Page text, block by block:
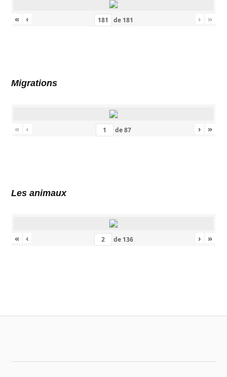
« ‹ de 181 › »
Migrations
« ‹ de87 › »
Les animaux
« ‹ de 136 › »